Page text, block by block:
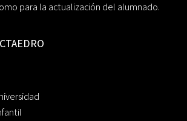
para la actualización del alumnado.